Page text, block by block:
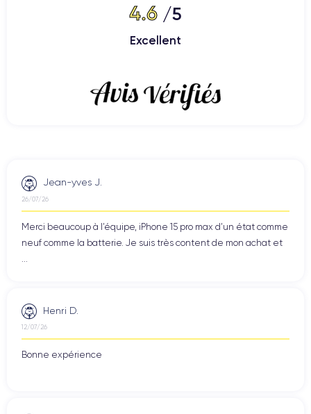
4.6 /5
Excellent
Jean-yves J.
26/07/26
Merci beaucoup à l’équipe, iPhone 15 pro max d’un état comme
neuf comme la batterie. Je suis très content de mon achat et
Henri D.
12/07/26
Bonne expérience